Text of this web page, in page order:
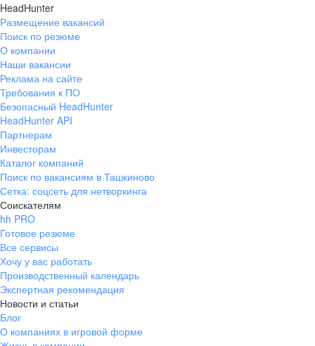
HeadHunter
Размещение вакансий
Поиск по резюме
О компании
Наши вакансии
Реклама на сайте
Требования к ПО
Безопасный HeadHunter
HeadHunter API
Партнерам
Инвесторам
Каталог компаний
Поиск по вакансиям в Ташкиново
Сетка: соцсеть для нетворкинга
Соискателям
hh PRO
Готовое резюме
Все сервисы
Хочу у вас работать
Производственный календарь
Экспертная рекомендация
Новости и статьи
Блог
О компаниях в игровой форме